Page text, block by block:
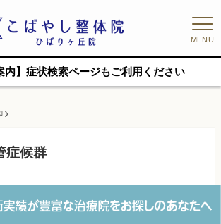
MENU
内】症状検索ページもご利用ください
症候群